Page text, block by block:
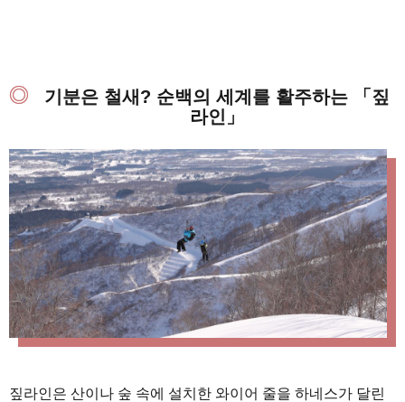
기분은 철새? 순백의 세계를 활주하는 「짚
라인」
짚라인은 산이나 숲 속에 설치한 와이어 줄을 하네스가 달린